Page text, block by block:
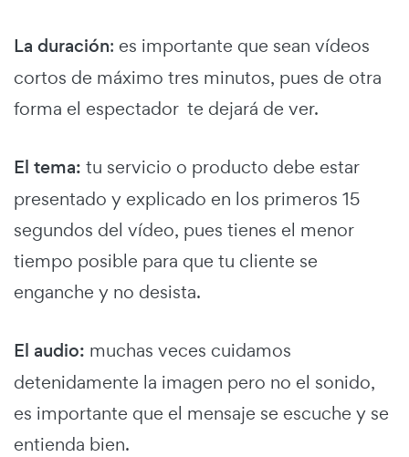
La duración: es importante que sean vídeos
cortos de máximo tres minutos, pues de otra
forma el espectador te dejará de ver.
El tema: tu servicio o producto debe estar
presentado y explicado en los primeros 15
segundos del vídeo, pues tienes el menor
tiempo posible para que tu cliente se
enganche y no desista.
El audio: muchas veces cuidamos
detenidamente la imagen pero no el sonido,
es importante que el mensaje se escuche y se
entienda bien.